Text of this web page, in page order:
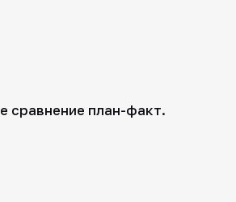
сравнение план-факт.